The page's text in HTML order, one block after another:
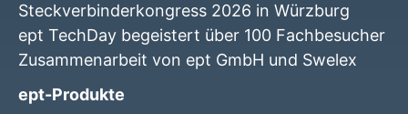
Steckverbinderkongress 2026 in Würzburg
ept TechDay begeistert über 100 Fachbesucher
Zusammenarbeit von ept GmbH und Swelex
ept-Produkte